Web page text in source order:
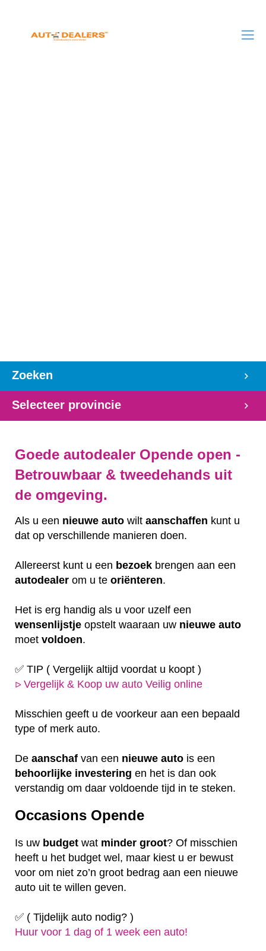
Zoeken
Selecteer provincie
Goede autodealer Opende open -
Betrouwbaar & tweedehands uit
de omgeving.
Als u een nieuwe auto wilt aanschaffen kunt u
dat op verschillende manieren doen.
Allereerst kunt u een bezoek brengen aan een
autodealer om u te oriënteren.
Het is erg handig als u voor uzelf een
wensenlijstje opstelt waaraan uw nieuwe auto
moet voldoen.
✅ TIP ( Vergelijk altijd voordat u koopt )
ᐅ Vergelijk & Koop uw auto Veilig online
Misschien geeft u de voorkeur aan een bepaald
type of merk auto.
De aanschaf van een nieuwe auto is een
behoorlijke investering en het is dan ook
verstandig om daar voldoende tijd in te steken.
Occasions Opende
Is uw budget wat minder groot? Of misschien
heeft u het budget wel, maar kiest u er bewust
voor om niet zo’n groot bedrag aan een nieuwe
auto uit te willen geven.
✅ ( Tijdelijk auto nodig? )
Huur voor 1 dag of 1 week een auto!